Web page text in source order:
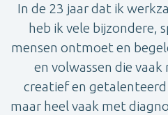
In de 23 jaar dat ik
heb ik vele bijzondere,
mensen ontmoet en
en volwassen die
creatief en getalenteerd
maar heel vaak met